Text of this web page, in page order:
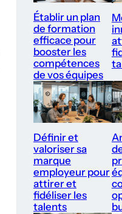
Établir un plan
de formation
efficace pour
booster les
compétences
de vos équipes
Définir et
valoriser sa
marque
employeur pour
attirer et
fidéliser les
talents